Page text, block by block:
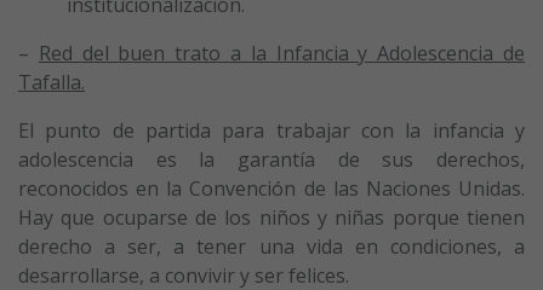
– Red del buen trato a la Infancia y Adolescencia de
Tafalla.
El punto de partida para trabajar con la infancia y
adolescencia es la garantía de sus derechos,
reconocidos en la Convención de las Naciones Unidas.
Hay que ocuparse de los niños y niñas porque tienen
derecho a ser, a tener una vida en condiciones, a
desarrollarse, a convivir y ser felices.